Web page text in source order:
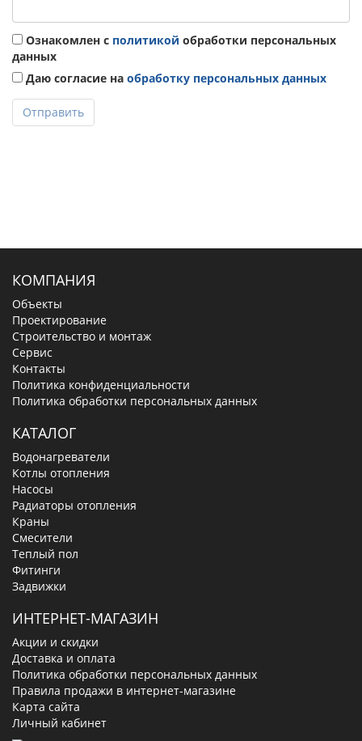
Ознакомлен с политикой обработки персональных
данных
Даю согласие на обработку персональных данных
Отправить
КОМПАНИЯ
Объекты
Проектирование
Строительство и монтаж
Сервис
Контакты
Политика конфиденциальности
Политика обработки персональных данных
КАТАЛОГ
Водонагреватели
Котлы отопления
Насосы
Радиаторы отопления
Краны
Смесители
Теплый пол
Фитинги
Задвижки
ИНТЕРНЕТ-МАГАЗИН
Акции и скидки
Доставка и оплата
Политика обработки персональных данных
Правила продажи в интернет-магазине
Карта сайта
Личный кабинет